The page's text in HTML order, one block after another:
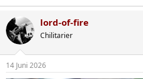
lord-of-fire
Chilitarier
14 Juni 2026